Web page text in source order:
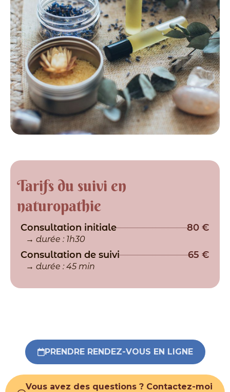
Tarifs du suivi en
naturopathie
Consultation initiale 80 €
→ durée : 1h30
Consultation de suivi 65 €
→ durée : 45 min
PRENDRE RENDEZ-VOUS EN LIGNE
Vous avez des questions ? Contactez-moi